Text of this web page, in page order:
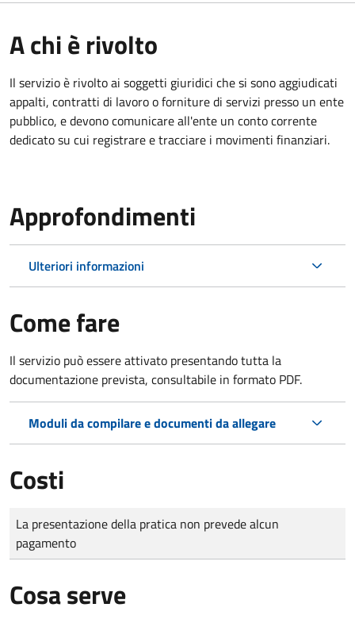
A chi è rivolto
Il servizio è rivolto ai soggetti giuridici che si sono aggiudicati
appalti, contratti di lavoro o forniture di servizi presso un ente
pubblico, e devono comunicare all'ente un conto corrente
dedicato su cui registrare e tracciare i movimenti finanziari.
Approfondimenti
Ulteriori informazioni
Come fare
Il servizio può essere attivato presentando tutta la
documentazione prevista, consultabile in formato PDF.
Moduli da compilare e documenti da allegare
Costi
Tipo di pagamento
Importo
La presentazione della pratica non prevede alcun
pagamento
Cosa serve